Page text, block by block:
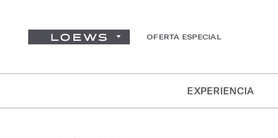
OFERTA ESPECIAL
EXPERIENCIA